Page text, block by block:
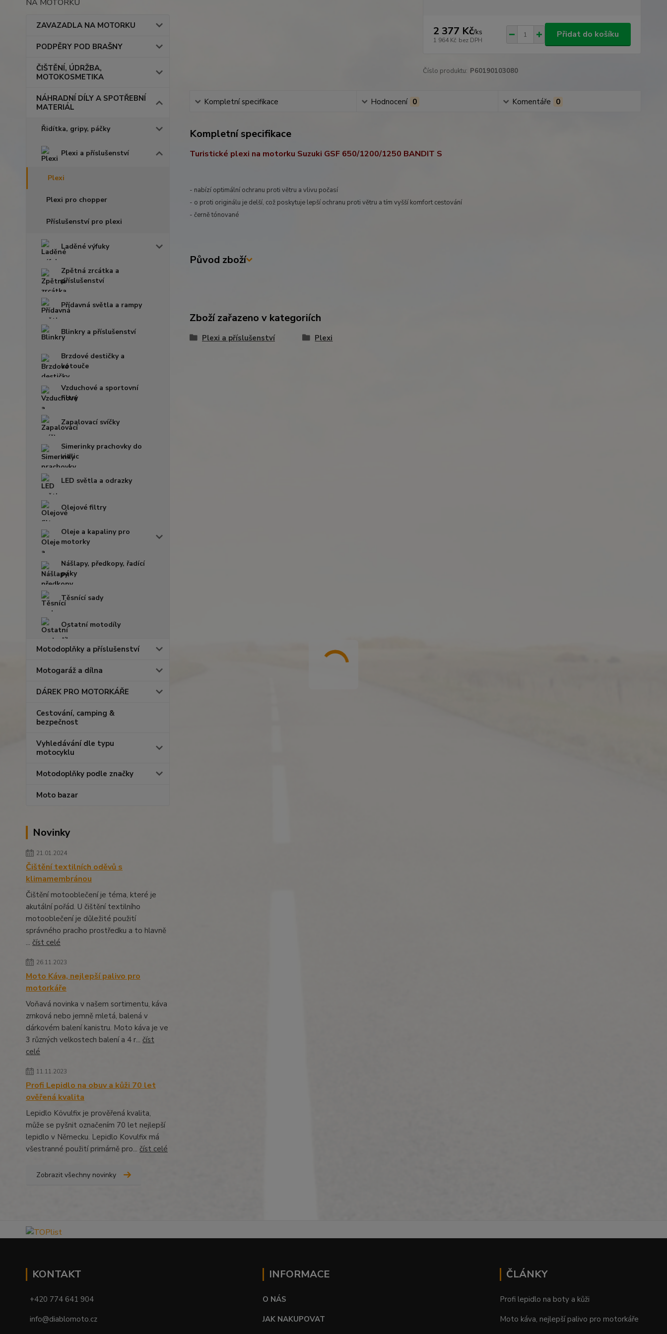
NA MOTORKU
ZAVAZADLA NA MOTORKU
PODPĚRY POD BRAŠNY
ČIŠTĚNÍ, ÚDRŽBA,
MOTOKOSMETIKA
NÁHRADNÍ DÍLY A SPOTŘEBNÍ
MATERIÁL
Řidítka, gripy, páčky
Plexi a příslušenství
Plexi
Plexi pro chopper
Příslušenství pro plexi
Laděné výfuky
Zpětná zrcátka a
příslušenství
Přídavná světla a rampy
Blinkry a příslušenství
Brzdové destičky a
kotouče
Vzduchové a sportovní
filtry
Zapalovací svíčky
Simerinky prachovky do
vidlic
LED světla a odrazky
Olejové filtry
Oleje a kapaliny pro
motorky
Nášlapy, předkopy, řadící
páky
Těsnící sady
Ostatní motodíly
Motodoplňky a příslušenství
Motogaráž a dílna
DÁREK PRO MOTORKÁŘE
Cestování, camping &
bezpečnost
Vyhledávání dle typu
motocyklu
Motodoplňky podle značky
Moto bazar
Novinky
21.01.2024
Čištění textilních oděvů s
klimamembránou
Čištění motooblečení je téma, které je
akutální pořád. U čištění textilního
motooblečení je důležité použití
správného pracího prostředku a to hlavně
... číst celé
26.11.2023
Moto Káva, nejlepší palivo pro
motorkáře
Voňavá novinka v našem sortimentu, káva
zrnková nebo jemně mletá, balená v
dárkovém balení kanistru. Moto káva je ve
3 různých velkostech balení a 4 r... číst
celé
11.11.2023
Profi Lepidlo na obuv a kůži 70 let
ověřená kvalita
Lepidlo Kövulfix je prověřená kvalita,
může se pyšnit označením 70 let nejlepší
lepidlo v Německu. Lepidlo Kovulfix má
všestranné použití primárně pro... číst celé
Zobrazit všechny novinky
2 377 Kč/ks
1 964 Kč bez DPH
Přidat do košíku
Číslo produktu: P60190103080
Kompletní specifikace Hodnocení 0 Komentáře 0
Kompletní specifikace
Turistické plexi na motorku Suzuki GSF 650/1200/1250 BANDIT S
- nabízí optimální ochranu proti větru a vlivu počasí
- o proti originálu je delší, což poskytuje lepší ochranu proti větru a tím vyšší komfort cestování
- černě tónované
Původ zboží
Zboží zařazeno v kategoriích
Plexi a příslušenství Plexi
KONTAKT
+420 774 641 904
info@diablomoto.cz
INFORMACE
O NÁS
JAK NAKUPOVAT
ČLÁNKY
Profi lepidlo na boty a kůži
Moto káva, nejlepší palivo pro motorkáře